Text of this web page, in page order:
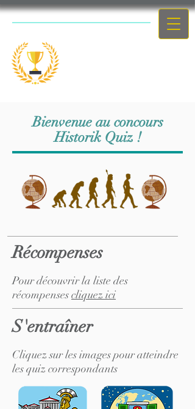
Bienvenue au concours
Historik Quiz !
Récompenses
Pour découvrir la liste des
récompensescliquez ici
S'entraîner
Cliquez sur les images pour atteindre
les quiz correspondants